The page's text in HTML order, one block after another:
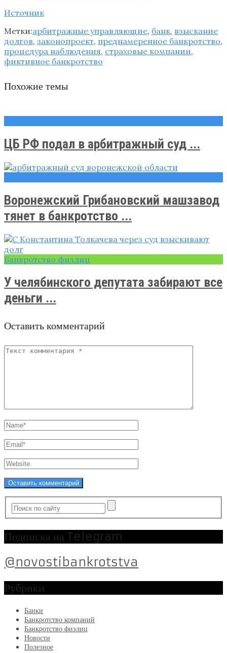
Источник
Метки:арбитражные управляющие, банк, взыскание
долгов, законопроект, преднамеренное банкротство,
процедура наблюдения, страховые компании,
фиктивное банкротство
Похожие темы
ЦБ РФ подал в арбитражный суд ...
Воронежский Грибановский машзавод
тянет в банкротство ...
Банкротство физлиц
У челябинского депутата забирают все
деньги ...
Оставить комментарий
Подписка на Telegram
@novostibankrotstva
Рубрики
Банки
Банкротство компаний
Банкротство физлиц
Новости
Полезное